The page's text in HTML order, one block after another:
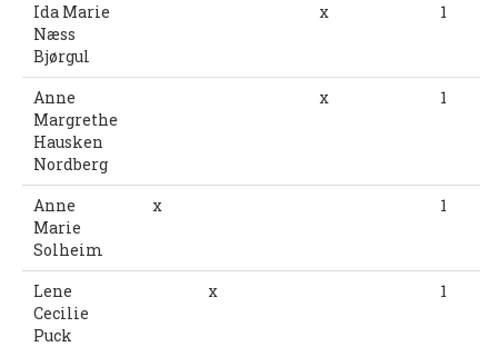
Påmeldingsskjema 2026/2027
SKI
Nyheter
KLATRING
Ida Marie
Næss
Bjørgul
x 1
Anne
Margrethe
Hausken
Nordberg
x 1
Anne
Marie
Solheim
x 1
Lene
Cecilie
Puck
x 1